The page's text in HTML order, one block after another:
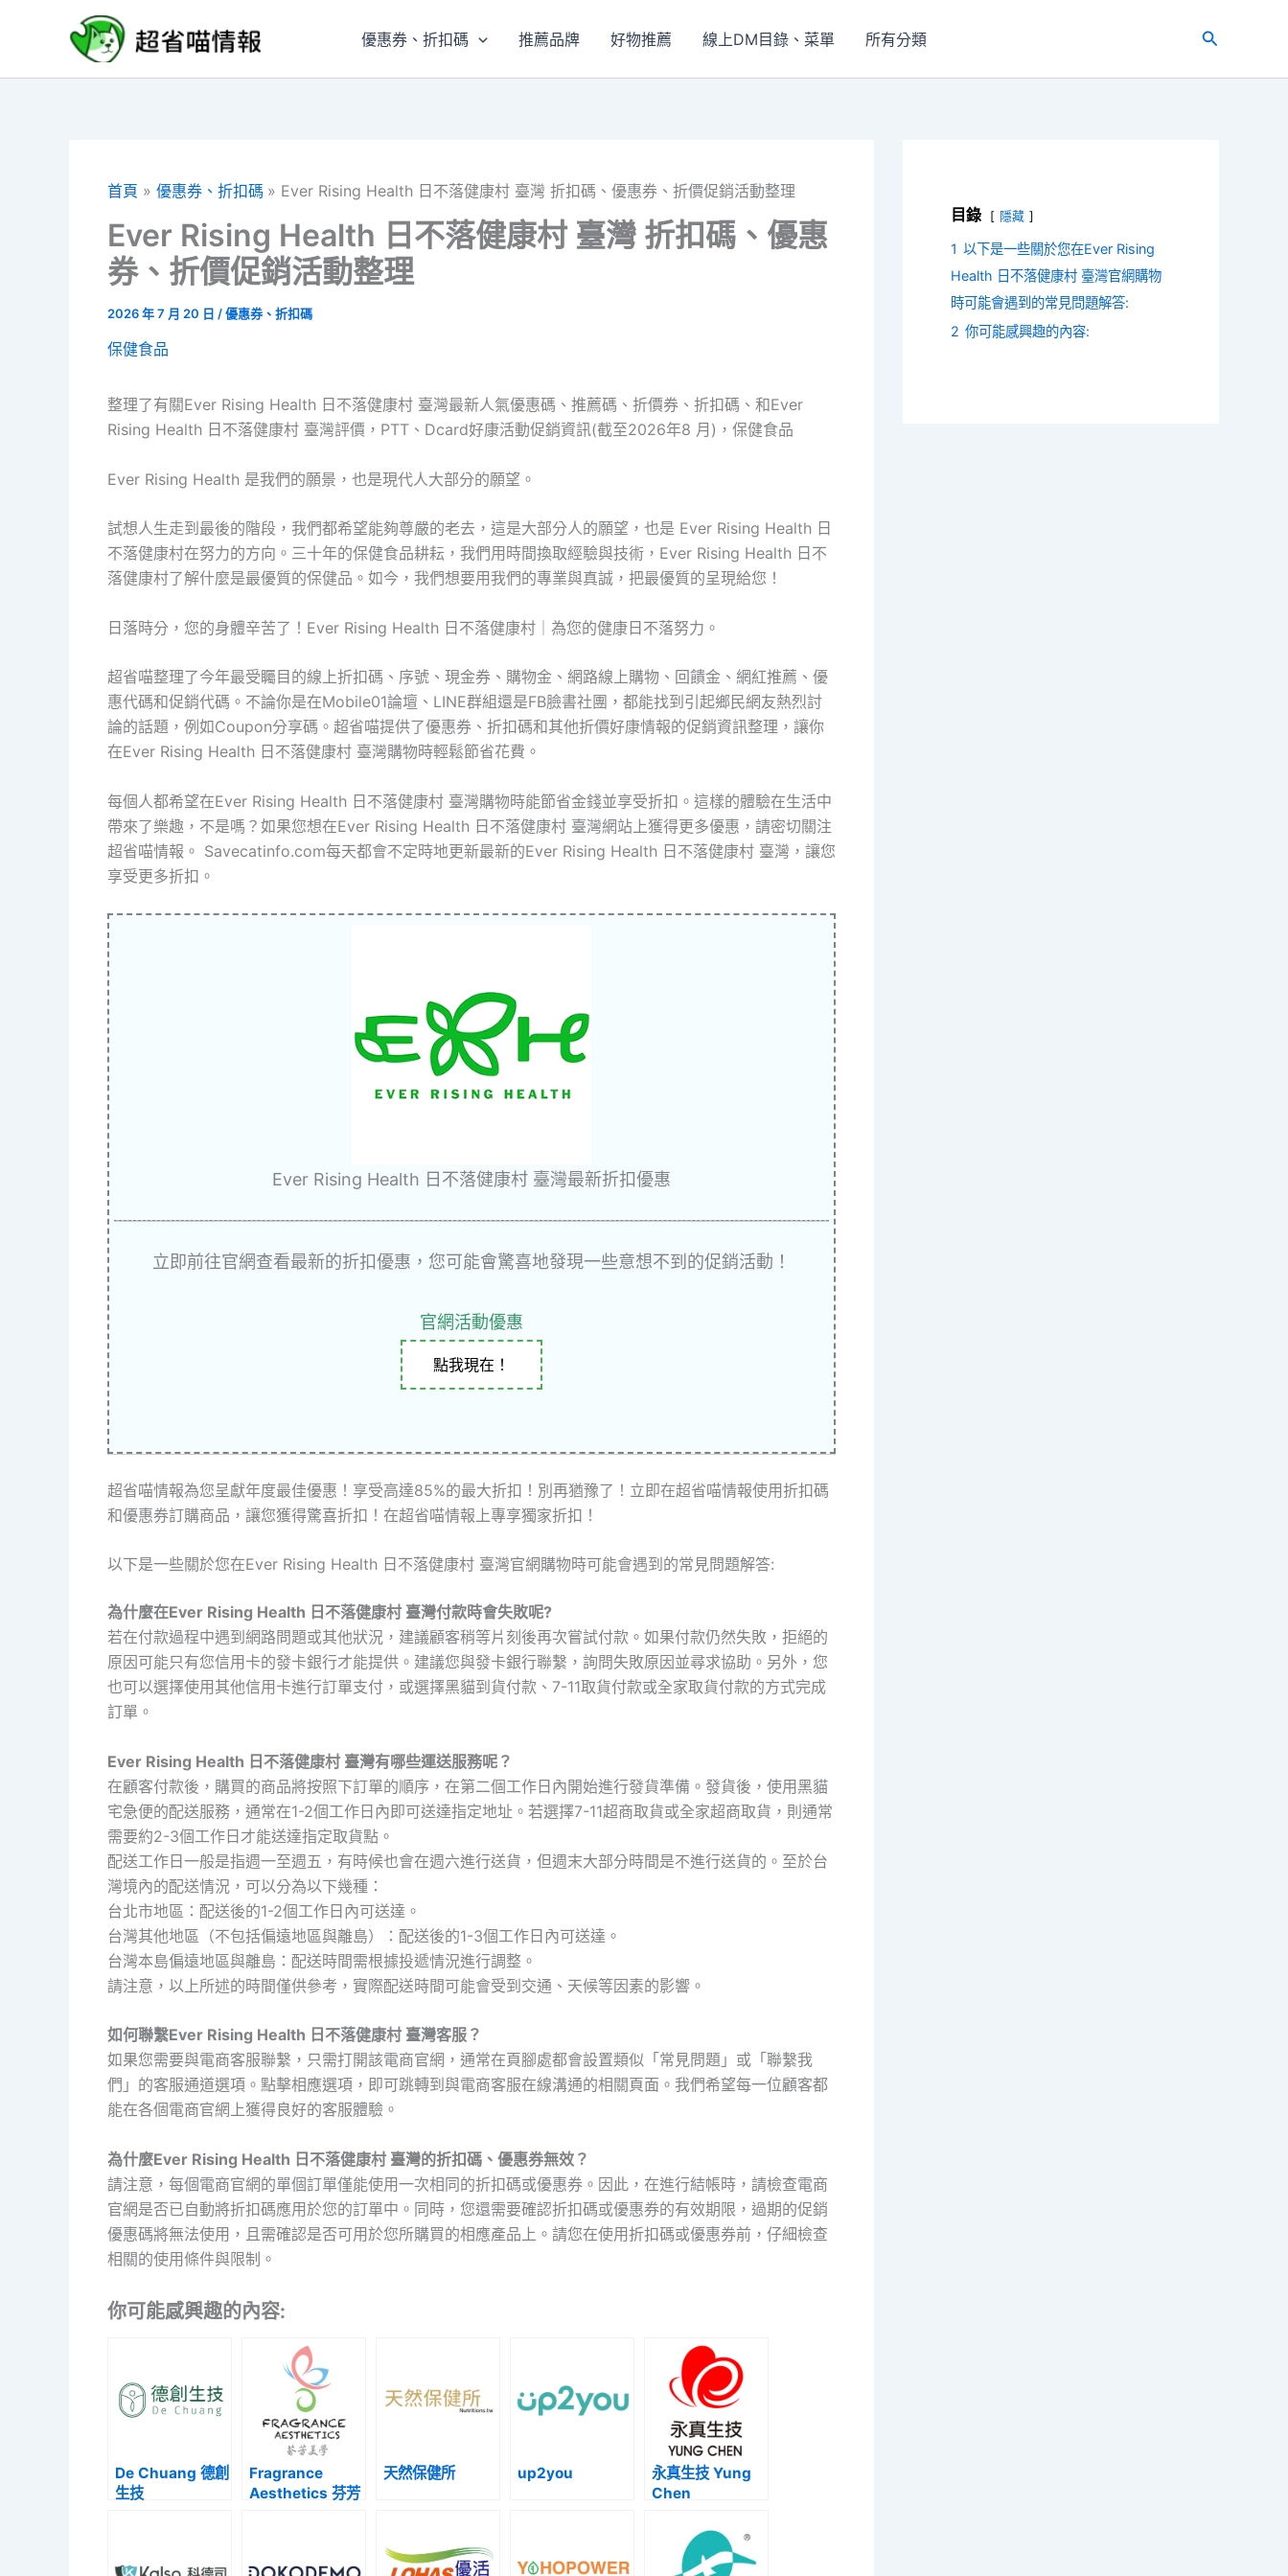
優惠券、折扣碼 推薦品牌 好物推薦 線上DM目錄、菜單 所有分類
搜
首頁 優惠券、折扣碼 Ever Rising Health 日不落健康村 臺灣 折扣碼、優惠券、折價促銷活動整理
Ever Rising Health 日不落健康村 臺灣 折扣碼、優惠
券、折價促銷活動整理
2026 年 7 月 20 日 /優惠券、折扣碼
保健食品
整理了有關Ever Rising Health 日不落健康村 臺灣最新人氣優惠碼、推薦碼、折價券、折扣碼、和Ever
Rising Health 日不落健康村 臺灣評價，PTT、Dcard好康活動促銷資訊(截至2026年8 月)，保健食品
Ever Rising Health 是我們的願景，也是現代人大部分的願望。
試想人生走到最後的階段，我們都希望能夠尊嚴的老去，這是大部分人的願望，也是 Ever Rising Health 日
不落健康村在努力的方向。三十年的保健食品耕耘，我們用時間換取經驗與技術，Ever Rising Health 日不
落健康村了解什麼是最優質的保健品。如今，我們想要用我們的專業與真誠，把最優質的呈現給您！
日落時分，您的身體辛苦了！Ever Rising Health 日不落健康村｜為您的健康日不落努力。
超省喵整理了今年最受矚目的線上折扣碼、序號、現金券、購物金、網路線上購物、回饋金、網紅推薦、優
惠代碼和促銷代碼。不論你是在Mobile01論壇、LINE群組還是FB臉書社團，都能找到引起鄉民網友熱烈討
論的話題，例如Coupon分享碼。超省喵提供了優惠券、折扣碼和其他折價好康情報的促銷資訊整理，讓你
在Ever Rising Health 日不落健康村 臺灣購物時輕鬆節省花費。
每個人都希望在Ever Rising Health 日不落健康村 臺灣購物時能節省金錢並享受折扣。這樣的體驗在生活中
帶來了樂趣，不是嗎？如果您想在Ever Rising Health 日不落健康村 臺灣網站上獲得更多優惠，請密切關注
超省喵情報。 Savecatinfo.com每天都會不定時地更新最新的Ever Rising Health 日不落健康村 臺灣，讓您
享受更多折扣。
Ever Rising Health 日不落健康村 臺灣最新折扣優惠
立即前往官網查看最新的折扣優惠，您可能會驚喜地發現一些意想不到的促銷活動！
官網活動優惠
點我現在！
超省喵情報為您呈獻年度最佳優惠！享受高達85%的最大折扣！別再猶豫了！立即在超省喵情報使用折扣碼
和優惠券訂購商品，讓您獲得驚喜折扣！在超省喵情報上專享獨家折扣！
以下是一些關於您在Ever Rising Health 日不落健康村 臺灣官網購物時可能會遇到的常見問題解答:
為什麼在Ever Rising Health 日不落健康村 臺灣付款時會失敗呢?
若在付款過程中遇到網路問題或其他狀況，建議顧客稍等片刻後再次嘗試付款。如果付款仍然失敗，拒絕的
原因可能只有您信用卡的發卡銀行才能提供。建議您與發卡銀行聯繫，詢問失敗原因並尋求協助。另外，您
也可以選擇使用其他信用卡進行訂單支付，或選擇黑貓到貨付款、7-11取貨付款或全家取貨付款的方式完成
訂單。
Ever Rising Health 日不落健康村 臺灣有哪些運送服務呢？
在顧客付款後，購買的商品將按照下訂單的順序，在第二個工作日內開始進行發貨準備。發貨後，使用黑貓
宅急便的配送服務，通常在1-2個工作日內即可送達指定地址。若選擇7-11超商取貨或全家超商取貨，則通常
需要約2-3個工作日才能送達指定取貨點。
配送工作日一般是指週一至週五，有時候也會在週六進行送貨，但週末大部分時間是不進行送貨的。至於台
灣境內的配送情況，可以分為以下幾種：
台北市地區：配送後的1-2個工作日內可送達。
台灣其他地區（不包括偏遠地區與離島）：配送後的1-3個工作日內可送達。
台灣本島偏遠地區與離島：配送時間需根據投遞情況進行調整。
請注意，以上所述的時間僅供參考，實際配送時間可能會受到交通、天候等因素的影響。
如何聯繫Ever Rising Health 日不落健康村 臺灣客服？
如果您需要與電商客服聯繫，只需打開該電商官網，通常在頁腳處都會設置類似「常見問題」或「聯繫我
們」的客服通道選項。點擊相應選項，即可跳轉到與電商客服在線溝通的相關頁面。我們希望每一位顧客都
能在各個電商官網上獲得良好的客服體驗。
為什麼Ever Rising Health 日不落健康村 臺灣的折扣碼、優惠券無效？
請注意，每個電商官網的單個訂單僅能使用一次相同的折扣碼或優惠券。因此，在進行結帳時，請檢查電商
官網是否已自動將折扣碼應用於您的訂單中。同時，您還需要確認折扣碼或優惠券的有效期限，過期的促銷
優惠碼將無法使用，且需確認是否可用於您所購買的相應產品上。請您在使用折扣碼或優惠券前，仔細檢查
相關的使用條件與限制。
你可能感興趣的內容:
De Chuang 德創
生技
Fragrance
Aesthetics 芬芳
天然保健所 up2you
永真生技 Yung
Chen
目錄 隱藏
1 以下是一些關於您在Ever Rising
Health 日不落健康村 臺灣官網購物
時可能會遇到的常見問題解答:
2 你可能感興趣的內容: